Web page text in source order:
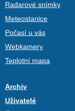
Radarové snímky
Meteostanice
Počasí u vás
Webkamery
Teplotní mapa
Archiv
Uživatelé